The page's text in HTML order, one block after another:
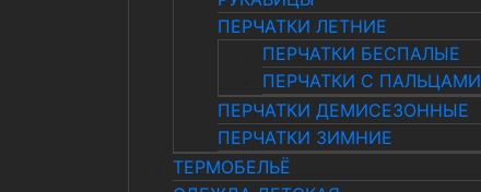
ПЕРЧАТКИ ЛЕТНИЕ
ПЕРЧАТКИ БЕСПАЛЫЕ
ПЕРЧАТКИ С ПАЛЬЦАМИ
ПЕРЧАТКИ ДЕМИСЕЗОННЫЕ
ПЕРЧАТКИ ЗИМНИЕ
ТЕРМОБЕЛЬЁ